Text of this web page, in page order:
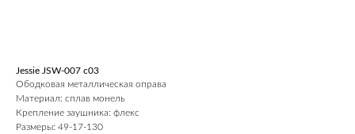
Jessie JSW-007 c03
Ободковая металлическая оправа
Материал: сплав монель
Крепление заушника: флекс
Размеры: 49-17-130